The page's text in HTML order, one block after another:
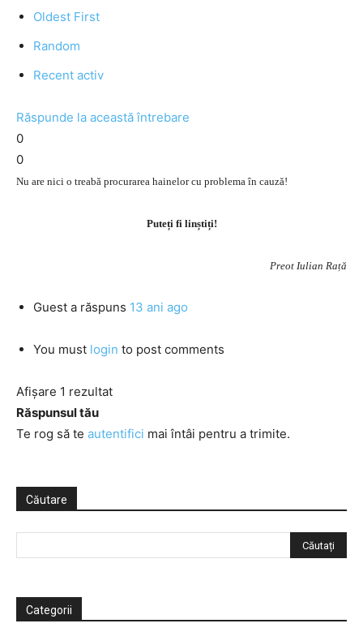
Oldest First
Random
Recent activ
Răspunde la această întrebare
0
0
Nu are nici o treabă procurarea hainelor cu problema în cauză!
Puteți fi linștiți!
Preot Iulian Rață
Guest a răspuns 13 ani ago
You must login to post comments
Afișare 1 rezultat
Răspunsul tău
Te rog să te autentifici mai întâi pentru a trimite.
Căutare
Categorii